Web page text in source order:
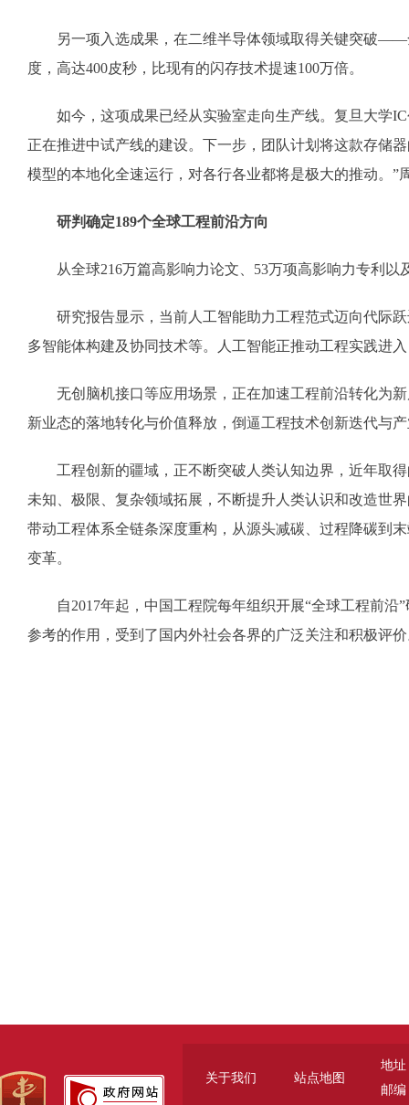
另一项入选成果，在二维半导体领域取得关键突破——
度，高达400皮秒，比现有的闪存技术提速100万倍。
如今，这项成果已经从实验室走向生产线。复旦大学IC
正在推进中试产线的建设。下一步，团队计划将这款存储
模型的本地化全速运行，对各行各业都将是极大的推动。”
研判确定189个全球工程前沿方向
从全球216万篇高影响力论文、53万项高影响力专利以
研究报告显示，当前人工智能助力工程范式迈向代际跃
多智能体构建及协同技术等。人工智能正推动工程实践进
无创脑机接口等应用场景，正在加速工程前沿转化为新
新业态的落地转化与价值释放，倒逼工程技术创新迭代与
工程创新的疆域，正不断突破人类认知边界，近年取得
未知、极限、复杂领域拓展，不断提升人类认识和改造世
带动工程体系全链条深度重构，从源头减碳、过程降碳到
变革。
自2017年起，中国工程院每年组织开展“全球工程前沿”
参考的作用，受到了国内外社会各界的广泛关注和积极评
关于我们 站点地图
地址
邮编